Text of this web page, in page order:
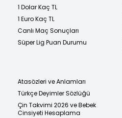
1 Dolar Kaç TL
1 Euro Kaç TL
Canlı Maç Sonuçları
Süper Lig Puan Durumu
Atasözleri ve Anlamları
Türkçe Deyimler Sözlüğü
Çin Takvimi 2026 ve Bebek
Cinsiyeti Hesaplama